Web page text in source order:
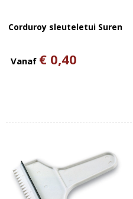
Corduroy sleuteletui Suren
Vanaf € 0,40